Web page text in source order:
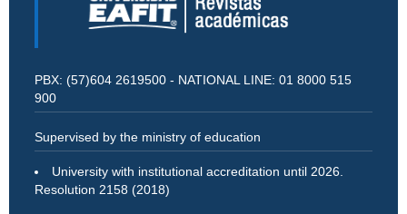
PBX: (57)604 2619500 - NATIONAL LINE: 01 8000 515
900
Supervised by the ministry of education
University with institutional accreditation until 2026.
Resolution 2158 (2018)